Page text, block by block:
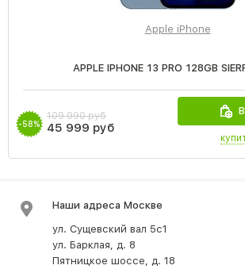
Apple iPhone
APPLE IPHONE 13 PRO 128GB
-58%
109 990 руб
45 999 руб
Наши адреса Москве
ул. Сущевский вал 5с1
ул. Барклая, д. 8
Пятницкое шоссе, д. 18